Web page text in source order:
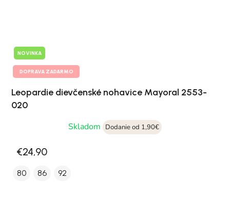
NOVINKA
DOPRAVA ZADARMO
Leopardie dievčenské nohavice Mayoral 2553-
020
Skladom
Dodanie od 1,90€
€24,90
80 86 92